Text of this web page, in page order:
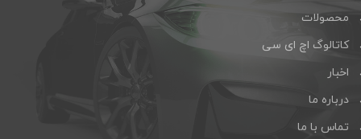
محصولات
کاتالوگ اچ ای سی
اخبار
درباره ما
تماس با ما